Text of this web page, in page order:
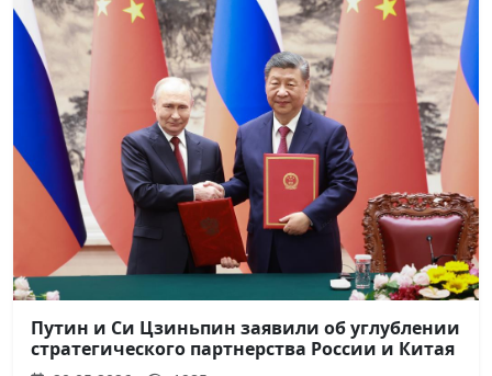
Путин и Си Цзиньпин заявили об углублении
стратегического партнерства России и Китая